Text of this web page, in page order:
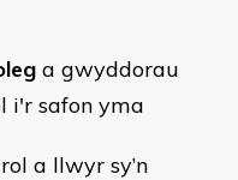
a gwyddorau
i'r safon yma
a llwyr sy’n